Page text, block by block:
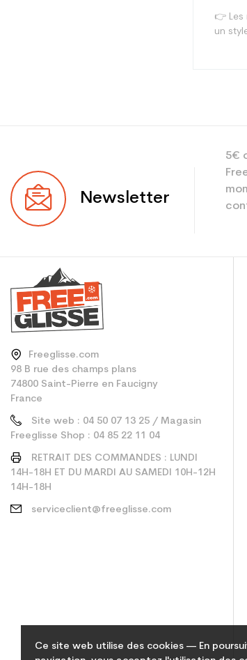
Ce site web utilise des cookies — En
👉 Les
un
Newsletter
5€
Freeglisse.com
98 B rue des champs plans
74800 Saint-Pierre en Faucigny
France
Site web : 04 50 07 13 25 / Magasin
Freeglisse Shop : 04 85 22 11 04
RETRAIT DES COMMANDES : LUNDI
14H-18H ET DU MARDI AU SAMEDI 10H-12H
14H-18H
serviceclient@freeglisse.com